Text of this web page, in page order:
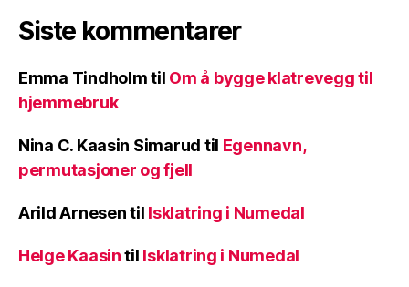
Siste kommentarer
Emma Tindholmtil Om å bygge klatrevegg til
hjemmebruk
Nina C. Kaasin Simarud til Egennavn,
permutasjoner og fjell
Arild Arnesentil Isklatring i Numedal
Helge Kaasintil Isklatring i Numedal